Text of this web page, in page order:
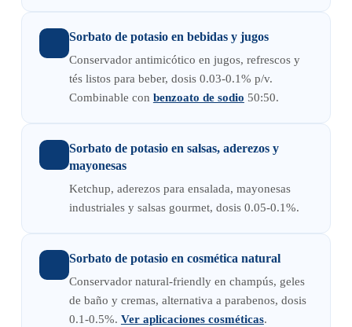
Sorbato de potasio en bebidas y jugos
Conservador antimicótico en jugos, refrescos y
tés listos para beber, dosis 0.03-0.1% p/v.
Combinable con benzoato de sodio 50:50.
Sorbato de potasio en salsas, aderezos y
mayonesas
Ketchup, aderezos para ensalada, mayonesas
industriales y salsas gourmet, dosis 0.05-0.1%.
Sorbato de potasio en cosmética natural
Conservador natural-friendly en champús, geles
de baño y cremas, alternativa a parabenos, dosis
0.1-0.5%. Ver aplicaciones cosméticas.